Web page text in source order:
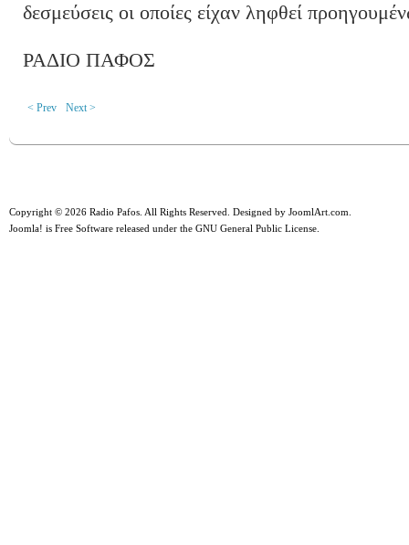
δεσμεύσεις οι οποίες είχαν ληφθεί
ΡΑΔΙΟ ΠΑΦΟΣ
< Prev Next >
Copyright © 2026 Radio Pafos. All Rights Reserved. Designed by JoomlArt.com
Joomla! is Free Software released under the GNU General Public License.